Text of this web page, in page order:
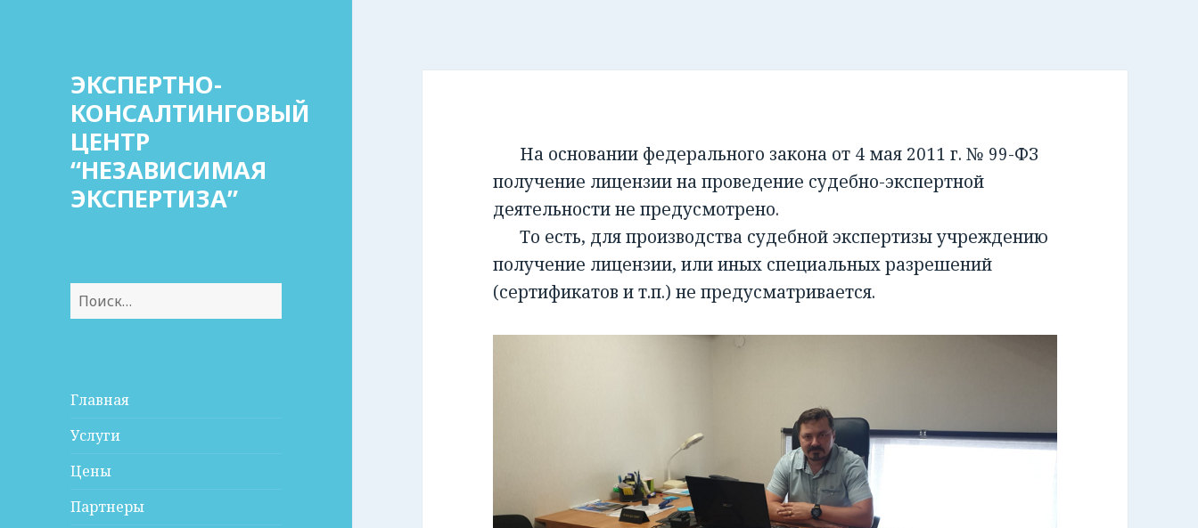
ЭКСПЕРТНО-
КОНСАЛТИНГОВЫЙ
ЦЕНТР
“НЕЗАВИСИМАЯ
ЭКСПЕРТИЗА”
Найти:
Главная
Услуги
Цены
Партнеры
На основании федерального закона от 4 мая 2011 г. № 99-ФЗ
получение лицензии на проведение судебно-экспертной
деятельности не предусмотрено.
То есть, для производства судебной экспертизы учреждению
получение лицензии, или иных специальных разрешений
(сертификатов и т.п.) не предусматривается.